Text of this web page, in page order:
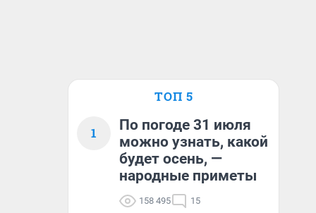
ТОП 5
1
По погоде 31 июля
можно узнать, какой
будет осень, —
народные приметы
158 495 15